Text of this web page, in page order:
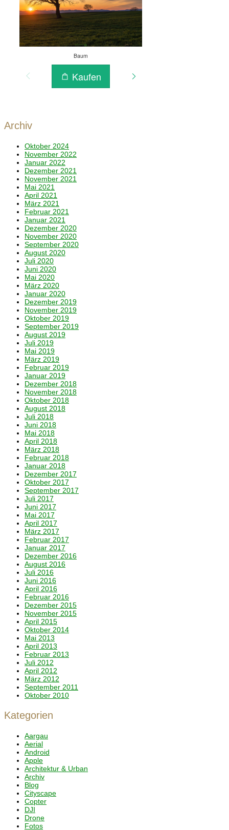
Archiv
Oktober 2024
November 2022
Januar 2022
Dezember 2021
November 2021
Mai 2021
April 2021
März 2021
Februar 2021
Januar 2021
Dezember 2020
November 2020
September 2020
August 2020
Juli 2020
Juni 2020
Mai 2020
März 2020
Januar 2020
Dezember 2019
November 2019
Oktober 2019
September 2019
August 2019
Juli 2019
Mai 2019
März 2019
Februar 2019
Januar 2019
Dezember 2018
November 2018
Oktober 2018
August 2018
Juli 2018
Juni 2018
Mai 2018
April 2018
März 2018
Februar 2018
Januar 2018
Dezember 2017
Oktober 2017
September 2017
Juli 2017
Juni 2017
Mai 2017
April 2017
März 2017
Februar 2017
Januar 2017
Dezember 2016
August 2016
Juli 2016
Juni 2016
April 2016
Februar 2016
Dezember 2015
November 2015
April 2015
Oktober 2014
Mai 2013
April 2013
Februar 2013
Juli 2012
April 2012
März 2012
September 2011
Oktober 2010
Kategorien
Aargau
Aerial
Android
Apple
Architektur & Urban
Archiv
Blog
Cityscape
Copter
DJI
Drone
Fotos